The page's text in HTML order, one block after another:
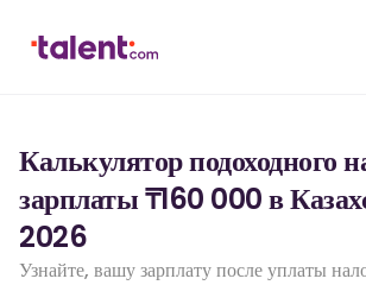
Калькулятор подоходного
зарплаты ₸160 000 в
2026
Узнайте, вашу зарплату после уплаты